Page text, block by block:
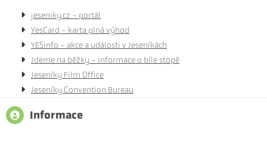
jeseniky.cz - portál
YesCard - karta plná výhod
YESinfo - akce a události v Jeseníkách
Jdeme na běžky - informace o bíle stopě
Jeseníky Film Office
Jeseníky Convention Bureau
Informace